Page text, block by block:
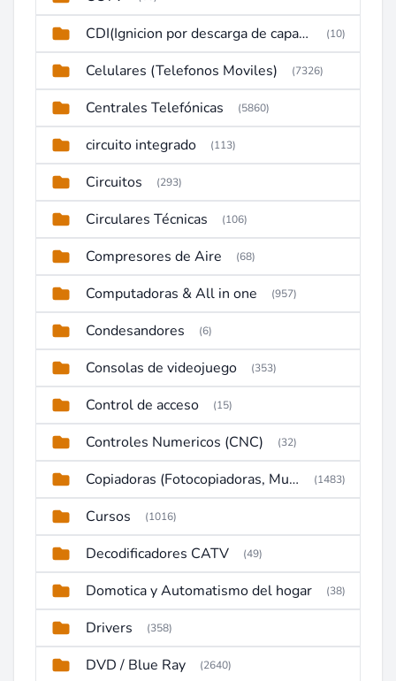
CDI(Ignicion por descarga de capacitor) (10)
Celulares (Telefonos Moviles) (7326)
Centrales Telefónicas (5860)
circuito integrado (113)
Circuitos (293)
Circulares Técnicas (106)
Compresores de Aire (68)
Computadoras & All in one (957)
Condesandores (6)
Consolas de videojuego (353)
Control de acceso (15)
Controles Numericos (CNC) (32)
Copiadoras (Fotocopiadoras, Multifunctions, Ploter, etc) (1483)
Cursos (1016)
Decodificadores CATV (49)
Domotica y Automatismo del hogar (38)
Drivers (358)
DVD / Blue Ray (2640)